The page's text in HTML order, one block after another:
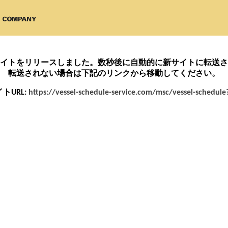
トをリリースしました。数秒後に自動的に新サイトに転送
転送されない場合は下記のリンクから移動してください。
URL: https://vessel-schedule-service.com/msc/vessel-